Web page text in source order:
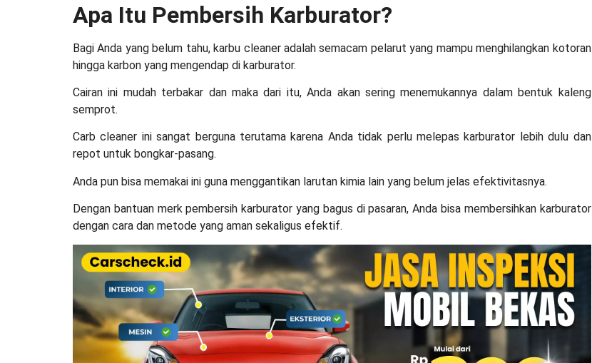
Apa Itu Pembersih Karburator?
Bagi Anda yang belum tahu, karbu cleaner adalah semacam pelarut yang mampu menghilangkan kotoran
hingga karbon yang mengendap di karburator.
Cairan ini mudah terbakar dan maka dari itu, Anda akan sering menemukannya dalam bentuk kaleng
semprot.
Carb cleaner ini sangat berguna terutama karena Anda tidak perlu melepas karburator lebih dulu dan
repot untuk bongkar-pasang.
Anda pun bisa memakai ini guna menggantikan larutan kimia lain yang belum jelas efektivitasnya.
Dengan bantuan merk pembersih karburator yang bagus di pasaran, Anda bisa membersihkan karburator
dengan cara dan metode yang aman sekaligus efektif.